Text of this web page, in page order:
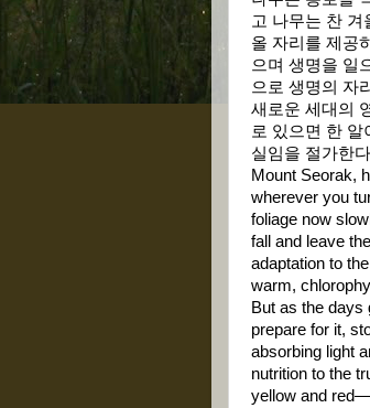
고 나무는 찬
올 자리를 제공
으며 생명을 일
으로 생명의 자
새로운 세대의
로 있으면 한 알
실임을 절가한
Mount Seorak,
wherever you
foliage now
fall and leave
adaptation to
warm,
But as the days
prepare for it,
absorbing light
nutrition to the
yellow and